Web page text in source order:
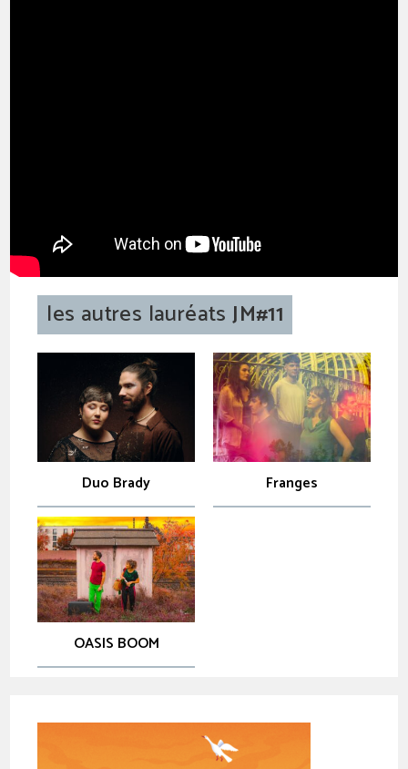
les autres lauréatsJM#11
Duo Brady Franges
OASIS BOOM